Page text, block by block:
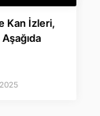
Kan İzleri,